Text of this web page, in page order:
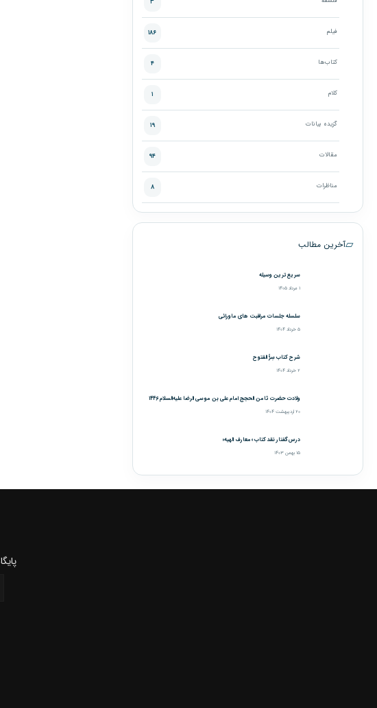
۳
فیلم ۱۸۶
کتاب‌ها ۴
کلام ۱
گزیده بیانات ۱۹
مقالات ۹۴
مناظرات ۸
▱آخرین مطالب
سریع‌ترین وسیله
۱ مرداد ۱۴۰۵
سلسله جلسات مراقبت های ماورائی
۵ خرداد ۱۴۰۴
شرح کتاب سِرُّ الفتوح
۲ خرداد ۱۴۰۴
ولادت حضرت ثامن الحجج امام علی بن موسی الرضا علیه‌السلام ۱۴۴۶
۲۰ اردیبهشت ۱۴۰۴
درس‌گفتار نقد کتاب «معارف الهیه»
۱۵ بهمن ۱۴۰۳